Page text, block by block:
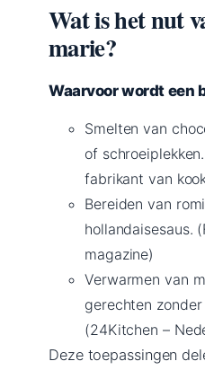
Wat is het nut
marie?
Waarvoor wordt een
Smelten van
of
fabrikant van
Bereiden van
hollandaisesaus.
magazine)
Verwarmen van
gerechten
(24Kitchen –
Deze toepassingen